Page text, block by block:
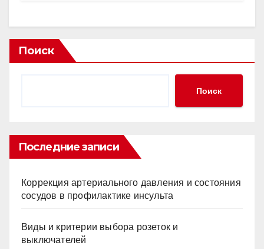
Поиск
Поиск
Последние записи
Коррекция артериального давления и состояния
сосудов в профилактике инсульта
Виды и критерии выбора розеток и
выключателей